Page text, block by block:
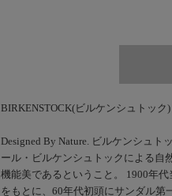
BIRKENSTOCK(ビルケンシュトック)
Designed By Nature. ビルケンシュ
ール・ビルケンシュトックによる自
機能美であるということ。 1900年
をもとに、60年代初頭にサンダル第